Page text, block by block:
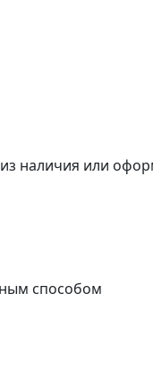
наличия или
способом